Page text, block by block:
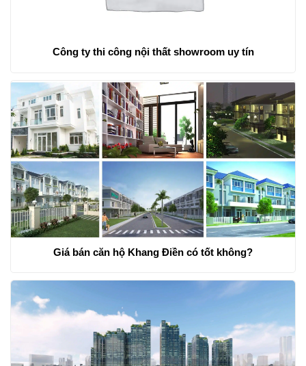
Công ty thi công nội thất showroom uy tín
Giá bán căn hộ Khang Điền có tốt không?